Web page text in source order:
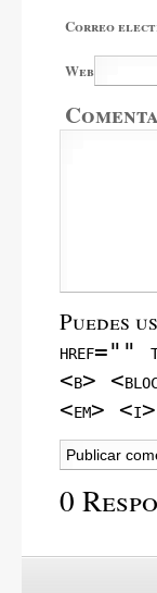
Correo
Web
Puedes
href=""
<b>
<em>
0